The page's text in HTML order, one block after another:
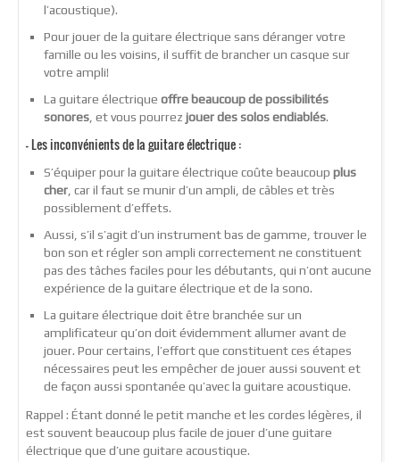
l’acoustique).
Pour jouer de la guitare électrique sans déranger votre
famille ou les voisins, il suffit de brancher un casque sur
votre ampli!
La guitare électrique offre beaucoup de possibilités
sonores , et vous pourrez jouer des solos endiablés.
– Lesinconvénientsde la guitare électrique :
S’équiper pour la guitare électrique coûte beaucoup plus
cher, car il faut se munir d’un ampli, de câbles et très
possiblement d’effets.
Aussi, s’il s’agit d’un instrument bas de gamme, trouver le
bon son et régler son ampli correctement ne constituent
pas des tâches faciles pour les débutants, qui n’ont aucune
expérience de la guitare électrique et de la sono.
La guitare électrique doit être branchée sur un
amplificateur qu’on doit évidemment allumer avant de
jouer. Pour certains, l’effort que constituent ces étapes
nécessaires peut les empêcher de jouer aussi souvent et
de façon aussi spontanée qu’avec la guitare acoustique.
Rappel : Étant donné le petit manche et les cordes légères, il
est souvent beaucoup plus facile de jouer d’une guitare
électrique que d’une guitare acoustique.